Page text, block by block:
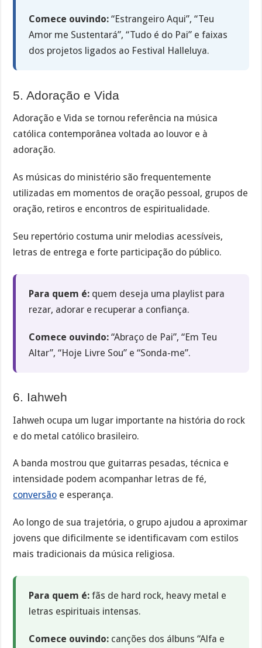
Comece ouvindo: “Estrangeiro Aqui”, “Teu
Amor me Sustentará”, “Tudo é do Pai” e faixas
dos projetos ligados ao Festival Halleluya.
5. Adoração e Vida
Adoração e Vida se tornou referência na música
católica contemporânea voltada ao louvor e à
adoração.
As músicas do ministério são frequentemente
utilizadas em momentos de oração pessoal, grupos de
oração, retiros e encontros de espiritualidade.
Seu repertório costuma unir melodias acessíveis,
letras de entrega e forte participação do público.
Para quem é: quem deseja uma playlist para
rezar, adorar e recuperar a confiança.
Comece ouvindo: “Abraço de Pai”, “Em Teu
Altar”, “Hoje Livre Sou” e “Sonda-me”.
6. Iahweh
Iahweh ocupa um lugar importante na história do rock
e do metal católico brasileiro.
A banda mostrou que guitarras pesadas, técnica e
intensidade podem acompanhar letras de fé,
conversão e esperança.
Ao longo de sua trajetória, o grupo ajudou a aproximar
jovens que dificilmente se identificavam com estilos
mais tradicionais da música religiosa.
Para quem é: fãs de hard rock, heavy metal e
letras espirituais intensas.
Comece ouvindo: canções dos álbuns “Alfa e